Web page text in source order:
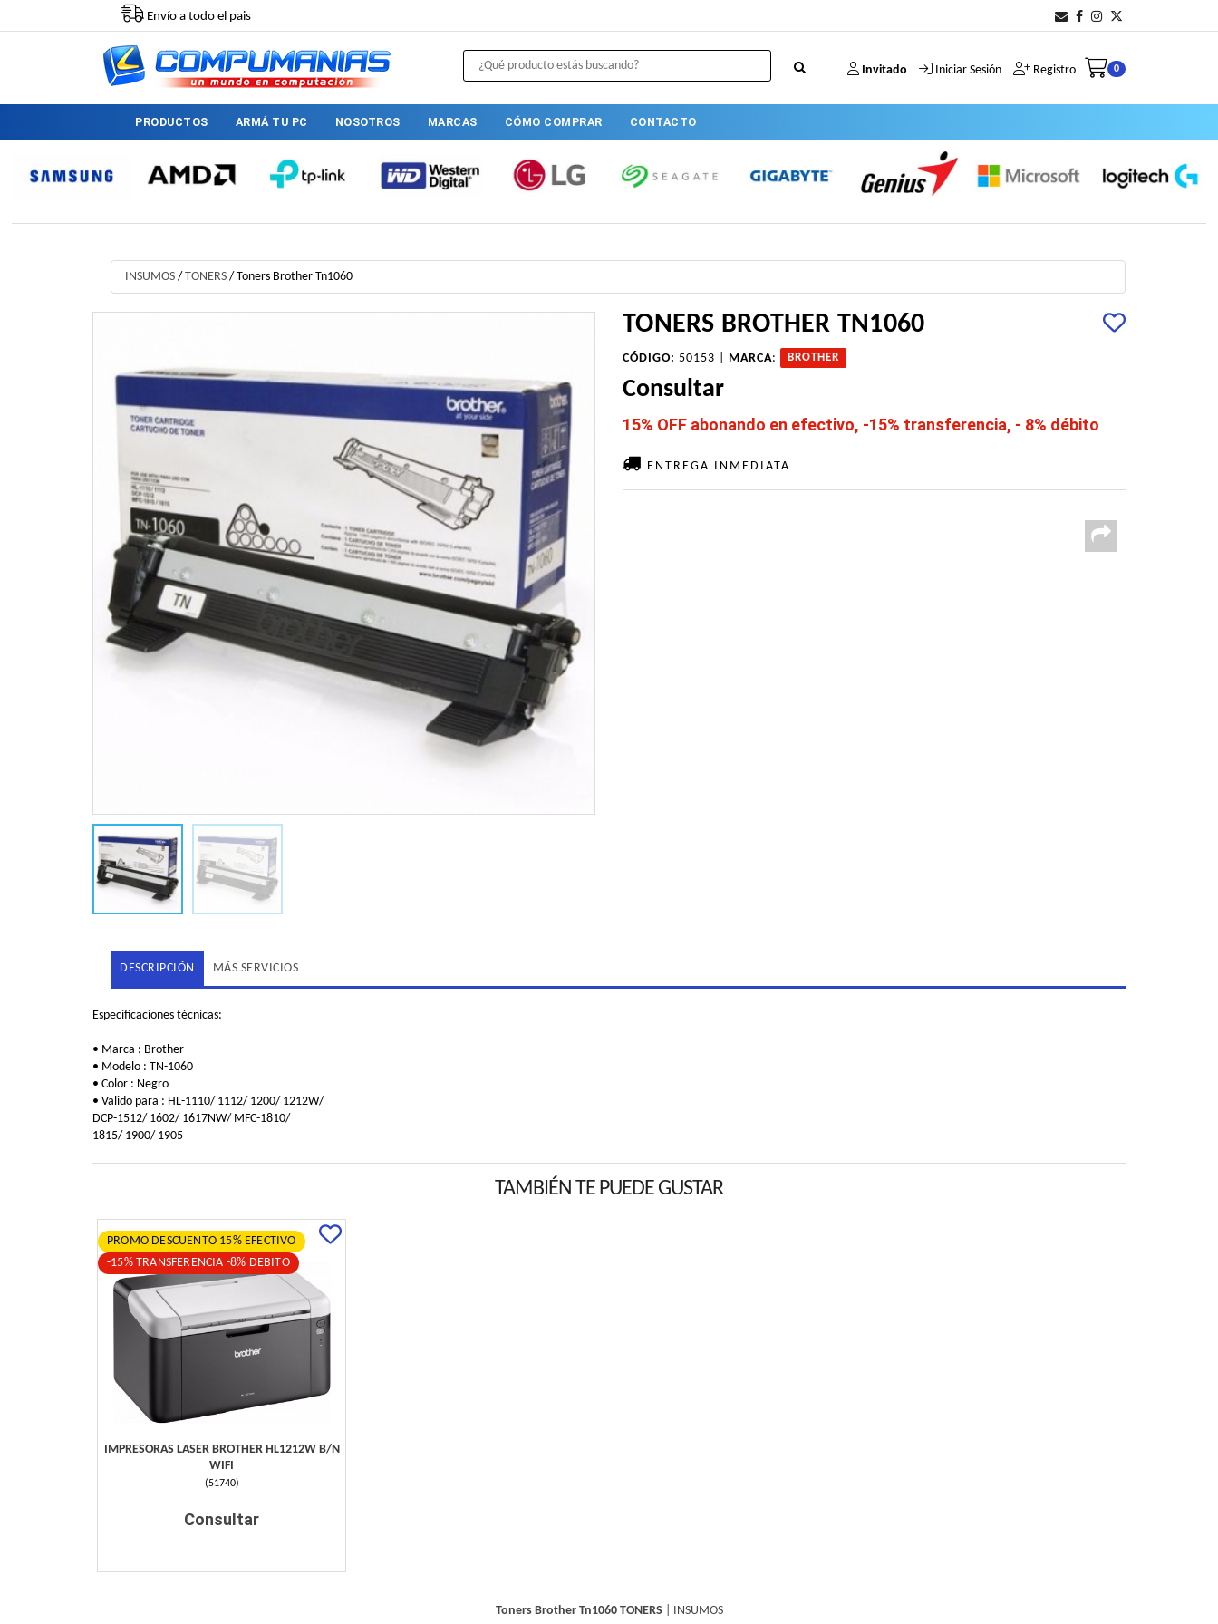
Invitado Iniciar Sesión Registro 0
PRODUCTOS ARMÁ TU PC NOSOTROS MARCAS CÓMO COMPRAR CONTACTO
Envío a todo el pais
INSUMOS / TONERS / Toners Brother Tn1060
TONERS BROTHER TN1060
CÓDIGO: 50153 | MARCA: BROTHER
Consultar
15% OFF abonando en efectivo, -15% transferencia, - 8% débito
ENTREGA INMEDIATA
DESCRIPCIÓN MÁS SERVICIOS
Especificaciones técnicas:
• Marca : Brother
• Modelo : TN-1060
• Color : Negro
• Valido para : HL-1110/ 1112/ 1200/ 1212W/
DCP-1512/ 1602/ 1617NW/ MFC-1810/
1815/ 1900/ 1905
TAMBIÉN TE PUEDE GUSTAR
PROMO DESCUENTO 15% EFECTIVO
-15% TRANSFERENCIA -8% DEBITO
IMPRESORAS LASER BROTHER HL1212W B/N
WIFI
(51740)
Consultar
Toners Brother Tn1060 TONERS INSUMOS